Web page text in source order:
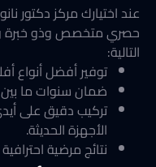
عند اختيارك مركز دكتور
حصري متخصص وذو خبرة
التالية:
توفير أفضل أنواع
ضمان سنوات ما بين 7- 10 سنوات.
تركيب دقيق على
الأجهزة الحديثة.
نتائج مرضية